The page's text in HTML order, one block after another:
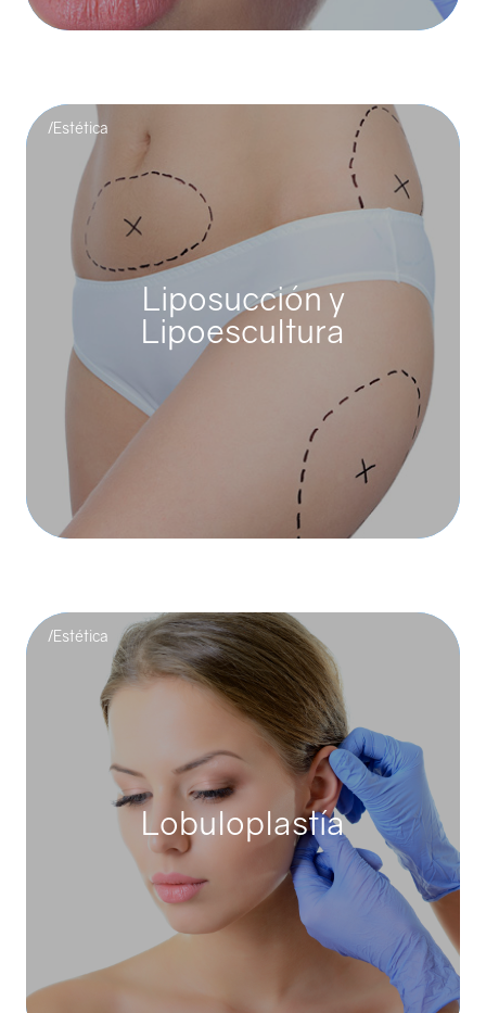
/Estética
Liposucción y Lipoescultura
La liposucción es una técnica quirúrgica utilizada para
eliminar depósitos de grasa inestéticos de determinadas
áreas d...
Liposucción y
Lipoescultura
/Estética
Lobuloplastía
Es un procedimiento quirúrgico destinado a reparar
defectos en el lóbulo de la oreja, por ejemplo, un
Lobuloplastía